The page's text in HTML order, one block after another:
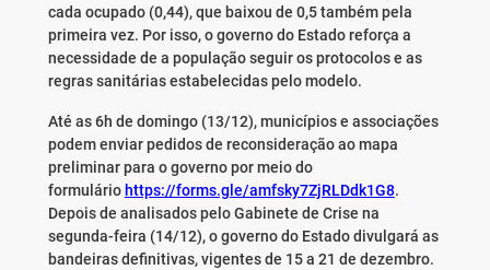
cada ocupado (0,44), que baixou de 0,5 também pela
primeira vez. Por isso, o governo do Estado reforça a
necessidade de a população seguir os protocolos e as
regras sanitárias estabelecidas pelo modelo.
Até as 6h de domingo (13/12), municípios e associações
podem enviar pedidos de reconsideração ao mapa
preliminar para o governo por meio do
formulário https://forms.gle/amfsky7ZjRLDdk1G8.
Depois de analisados pelo Gabinete de Crise na
segunda-feira (14/12), o governo do Estado divulgará as
bandeiras definitivas, vigentes de 15 a 21 de dezembro.